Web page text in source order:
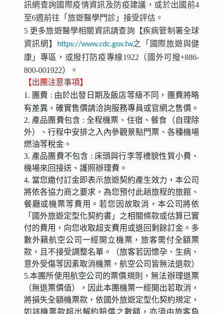
訊網查詢國際疫情資訊及防疫建議，或於出國前4
至6週前往「旅遊醫學門診」接受評估。
5 更多旅遊醫學相關資訊請查詢【疾病管制署全球
資訊網】
https://www.cdc.gov.tw之「國際旅遊與健
康」專區，或撥打防疫專線1922（國外可撥+886-
800-001922）。
【出團注意事項】
1. 團費 : 由於出發日期及飯店等級不同，團費將略
有差異，確實售價請洽詢服務專員或官網之售價。
2. 產品團費包含 : 全程機票、住宿、餐食（自理除
外）、行程中安排之入內參觀景點門票、各種機場
燃油等稅金。
3. 產品團費不包含 : 床頭與行李等禮貌性質小費、
機場來回接送、護照辦理費。
4. 當您繳付訂金即表示旅遊契約產生效力，本公司
將依各協力商之要求，為您預付此趟旅程的旅館、
餐廳或機票等費用。若您因故取消，本公司將依
「國外旅遊定型化契約書」之相關條款或估算已實
付的費用，向您收取超支費用或退回剩餘訂金。多
數外籍航空公司一經開立機票，旅客需付全額票
款，且不接受調整名單。（旅客若因懷孕、生病、
意外受傷等因素取消機票，航空公司皆無法退款）
5.本團所使用航空公司的票價規則，無法辦理退票
（無退票價值），因此本團機票一經開出若取消，
將損失全額機票款，依國外旅遊定型化契約規定，
如該機票款超出解約賠償之數額，亦須由旅客負